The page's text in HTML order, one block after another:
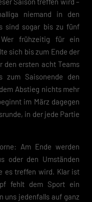
niemand in den
sind sogar bis zu fünf
frühzeitig für ein
sich bis zum Ende der
den ersten acht Teams
zum Saisonende den
Abstieg nichts mehr
im März dagegen
in der jede Partie
Am Ende werden
oder den Umständen
es treffen wird. Klar ist
fehlt dem Sport ein
uns jedenfalls auf ganz